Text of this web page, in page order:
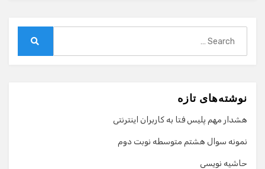
نوشته‌های تازه
هشدار مهم پلیس فتا به کاربران اینترنتی
نمونه سوال هشتم متوسطه نوبت دوم
حاشیه نویسی